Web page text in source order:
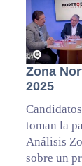
Zona
2025
toman la
Análisis
sobre un